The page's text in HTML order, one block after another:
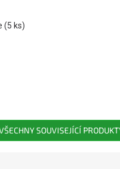
(5 ks)
SOUVISEJÍCÍ